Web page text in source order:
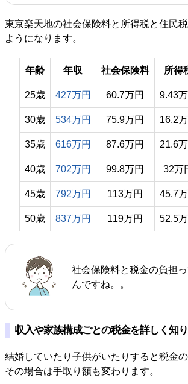
東京楽天地の社会保険料と所得税と住民
ようになります。
年齢 年収 社会保険料 所得
25歳 427万円 60.7万円 9.43
30歳 534万円 75.9万円 16.2
35歳 616万円 87.6万円 21.6
40歳 702万円 99.8万円 32万
45歳 792万円 113万円 45.7
50歳 837万円 119万円 52.5
社会保険料と税金の負担
んですね。。
収入や家族構成ごとの税金を詳しく知
結婚していたり子供がいたりすると税金の
その場合は手取り額も変わります。